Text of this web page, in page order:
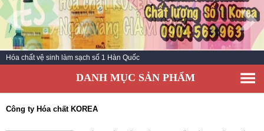
GIỚI THIỆU
THÔNG TIN SẢN PHẨM
TIN TỨC
LIÊN HỆ
Hóa chất vệ sinh làm sạch số 1 Hàn Quốc
DANH MỤC SẢN PHẨM
Công ty Hóa chất KOREA